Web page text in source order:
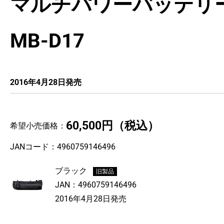
マルチパワーバッテリ
MB-D17
2016年4月28日発売
希望小売価格： 60,500円 （税込）
JANコード： 4960759146496
ブラック 旧製品
JAN： 4960759146496
2016年4月28日発売